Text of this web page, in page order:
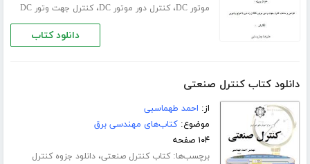
موتور DC
،کنترل دور موتور DC ،کنترل جهت وتور DC
دانلود کتاب
دانلود کتاب کنترل صنعتی
از: احمد طهماسبی
موضوع:کتاب‌های مهندسی برق
۱۰۴ صفحه
برچسب‌ها:کتاب کنترل صنعتی،دانلود جزوه کنترل